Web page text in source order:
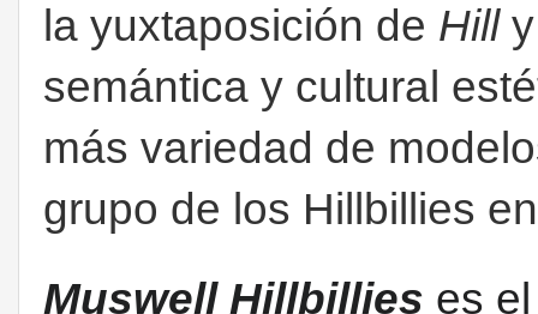
la yuxtaposición de Hill
semántica y cultural
más variedad de
grupo de los Hillbillies
Muswell Hillbillies es